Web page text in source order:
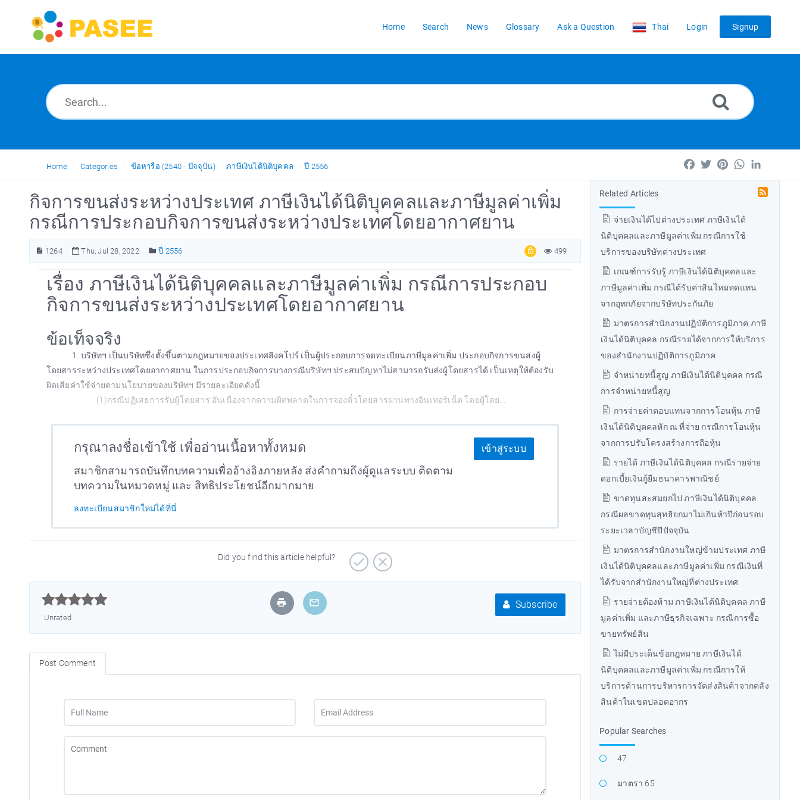
Home Search News Glossary Ask a Question Thai Login Signup
Home Categories ข้อหารือ (2540 - ปัจจุบัน) ภาษีเงินได้นิติบุคคล ปี 2556 Facebook
TwitterPinterestWhatsApp
Related Articles
จ่ายเงินได้ไปต่างประเทศ ภาษีเงินได้
นิติบุคคลและภาษีมูลค่าเพิ่ม กรณีการใช้
บริการของบริษัทต่างประเทศ
เกณฑ์การรับรู้ ภาษีเงินได้นิติบุคคลและ
ภาษีมูลค่าเพิ่ม กรณีได้รับค่าสินไหมทดแทน
จากอุทกภัยจากบริษัทประกันภัย
มาตรการสำนักงานปฏิบัติการภูมิภาค ภาษี
เงินได้นิติบุคคล กรณีรายได้จากการให้บริการ
ของสำนักงานปฏิบัติการภูมิภาค
จำหน่ายหนี้สูญ ภาษีเงินได้นิติบุคคล กรณี
การจำหน่ายหนี้สูญ
การจ่ายค่าตอบแทนจากการโอนหุ้น ภาษี
เงินได้นิติบุคคลหัก ณ ที่จ่าย กรณีการโอนหุ้น
จากการปรับโครงสร้างการถือหุ้น
รายได้ ภาษีเงินได้นิติบุคคล กรณีรายจ่าย
ดอกเบี้ยเงินกู้ยืมธนาคารพาณิชย์
ขาดทุนสะสมยกไป ภาษีเงินได้นิติบุคคล
กรณีผลขาดทุนสุทธิยกมาไม่เกินห้าปีก่อนรอบ
ระยะเวลาบัญชีปีปัจจุบัน
มาตรการสำนักงานใหญ่ข้ามประเทศ ภาษี
เงินได้นิติบุคคลและภาษีมูลค่าเพิ่ม กรณีเงินที่
ได้รับจากสำนักงานใหญ่ที่ต่างประเทศ
รายจ่ายต้องห้าม ภาษีเงินได้นิติบุคคล ภาษี
มูลค่าเพิ่ม และภาษีธุรกิจเฉพาะ กรณีการซื้อ
ขายทรัพย์สิน
ไม่มีประเด็นข้อกฎหมาย ภาษีเงินได้
นิติบุคคลและภาษีมูลค่าเพิ่ม กรณีการให้
บริการด้านการบริหารการจัดส่งสินค้าจากคลัง
สินค้าในเขตปลอดอากร
Popular Searches
47
มาตรา 65
กิจการขนส่งระหว่างประเทศ ภาษีเงินได้นิติบุคคลและภาษีมูลค่าเพิ่ม
กรณีการประกอบกิจการขนส่งระหว่างประเทศโดยอากาศยาน
1264 Thu, Jul 28, 2022 ปี 2556 499
เรื่อง ภาษีเงินได้นิติบุคคลและภาษีมูลค่าเพิ่ม กรณีการประกอบ
กิจการขนส่งระหว่างประเทศโดยอากาศยาน
ข้อเท็จจริง
1. บริษัทฯ เป็นบริษัทซึ่งตั้งขึ้นตามกฎหมายของประเทศสิงคโปร์ เป็นผู้ประกอบการจดทะเบียนภาษีมูลค่าเพิ่ม ประกอบกิจการขนส่งผู้
โดยสารระหว่างประเทศโดยอากาศยาน ในการประกอบกิจการบางกรณีบริษัทฯ ประสบปัญหาไม่สามารถรับส่งผู้โดยสารได้ เป็นเหตุให้ต้องรับ
ผิดเสียค่าใช้จ่ายตามนโยบายของบริษัทฯ มีรายละเอียดดังนี้
(1)กรณีปฏิเสธการรับผู้โดยสาร อันเนื่องจากความผิดพลาดในการจองตั๋วโดยสารผ่านทางอินเทอร์เน็ต โดยผู้โดย...
กรุณาลงชื่อเข้าใช้ เพื่ออ่านเนื้อหาทั้งหมด
สมาชิกสามารถบันทึกบทความเพื่ออ้างอิงภายหลัง ส่งคำถามถึงผู้ดูแลระบบ ติดตาม
บทความในหมวดหมู่ และ สิทธิประโยชน์อีกมากมาย
ลงทะเบียนสมาชิกใหม่ได้ที่นี่
เข้าสู่ระบบ
Did you find this article helpful?



Unrated
Subscribe
Post Comment